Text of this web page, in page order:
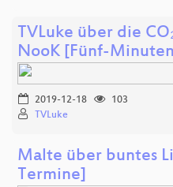
TVLuke über die
NooK [Fünf-
2019-12-18
103
TVLuke
Malte über buntes
Termine]